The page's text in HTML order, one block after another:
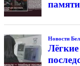
Новости